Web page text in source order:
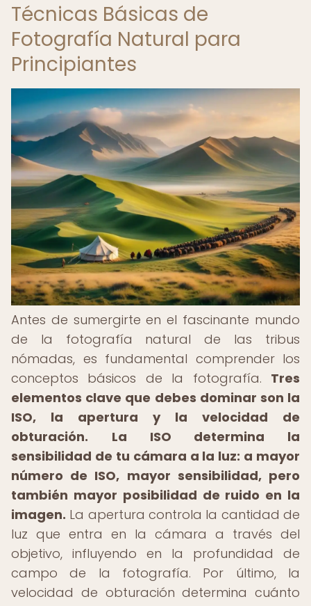
Técnicas Básicas de
Fotografía Natural para
Principiantes
Antes de sumergirte en el fascinante mundo
de la fotografía natural de las tribus
nómadas, es fundamental comprender los
conceptos básicos de la fotografía. Tres
elementos clave que debes dominar son la
ISO, la apertura y la velocidad de
obturación.
La ISO determina la
sensibilidad de tu cámara a la luz: a mayor
número de ISO, mayor sensibilidad, pero
también mayor posibilidad de ruido en la
imagen. La apertura controla la cantidad de
luz que entra en la cámara a través del
objetivo, influyendo en la profundidad de
campo de la fotografía. Por último, la
velocidad de obturación determina cuánto